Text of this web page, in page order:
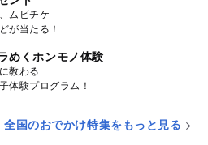
ムビチケ
が当たる！
めくホンモノ体験
教わる
体験プログラム！
全国のおでかけ特集をもっと見る